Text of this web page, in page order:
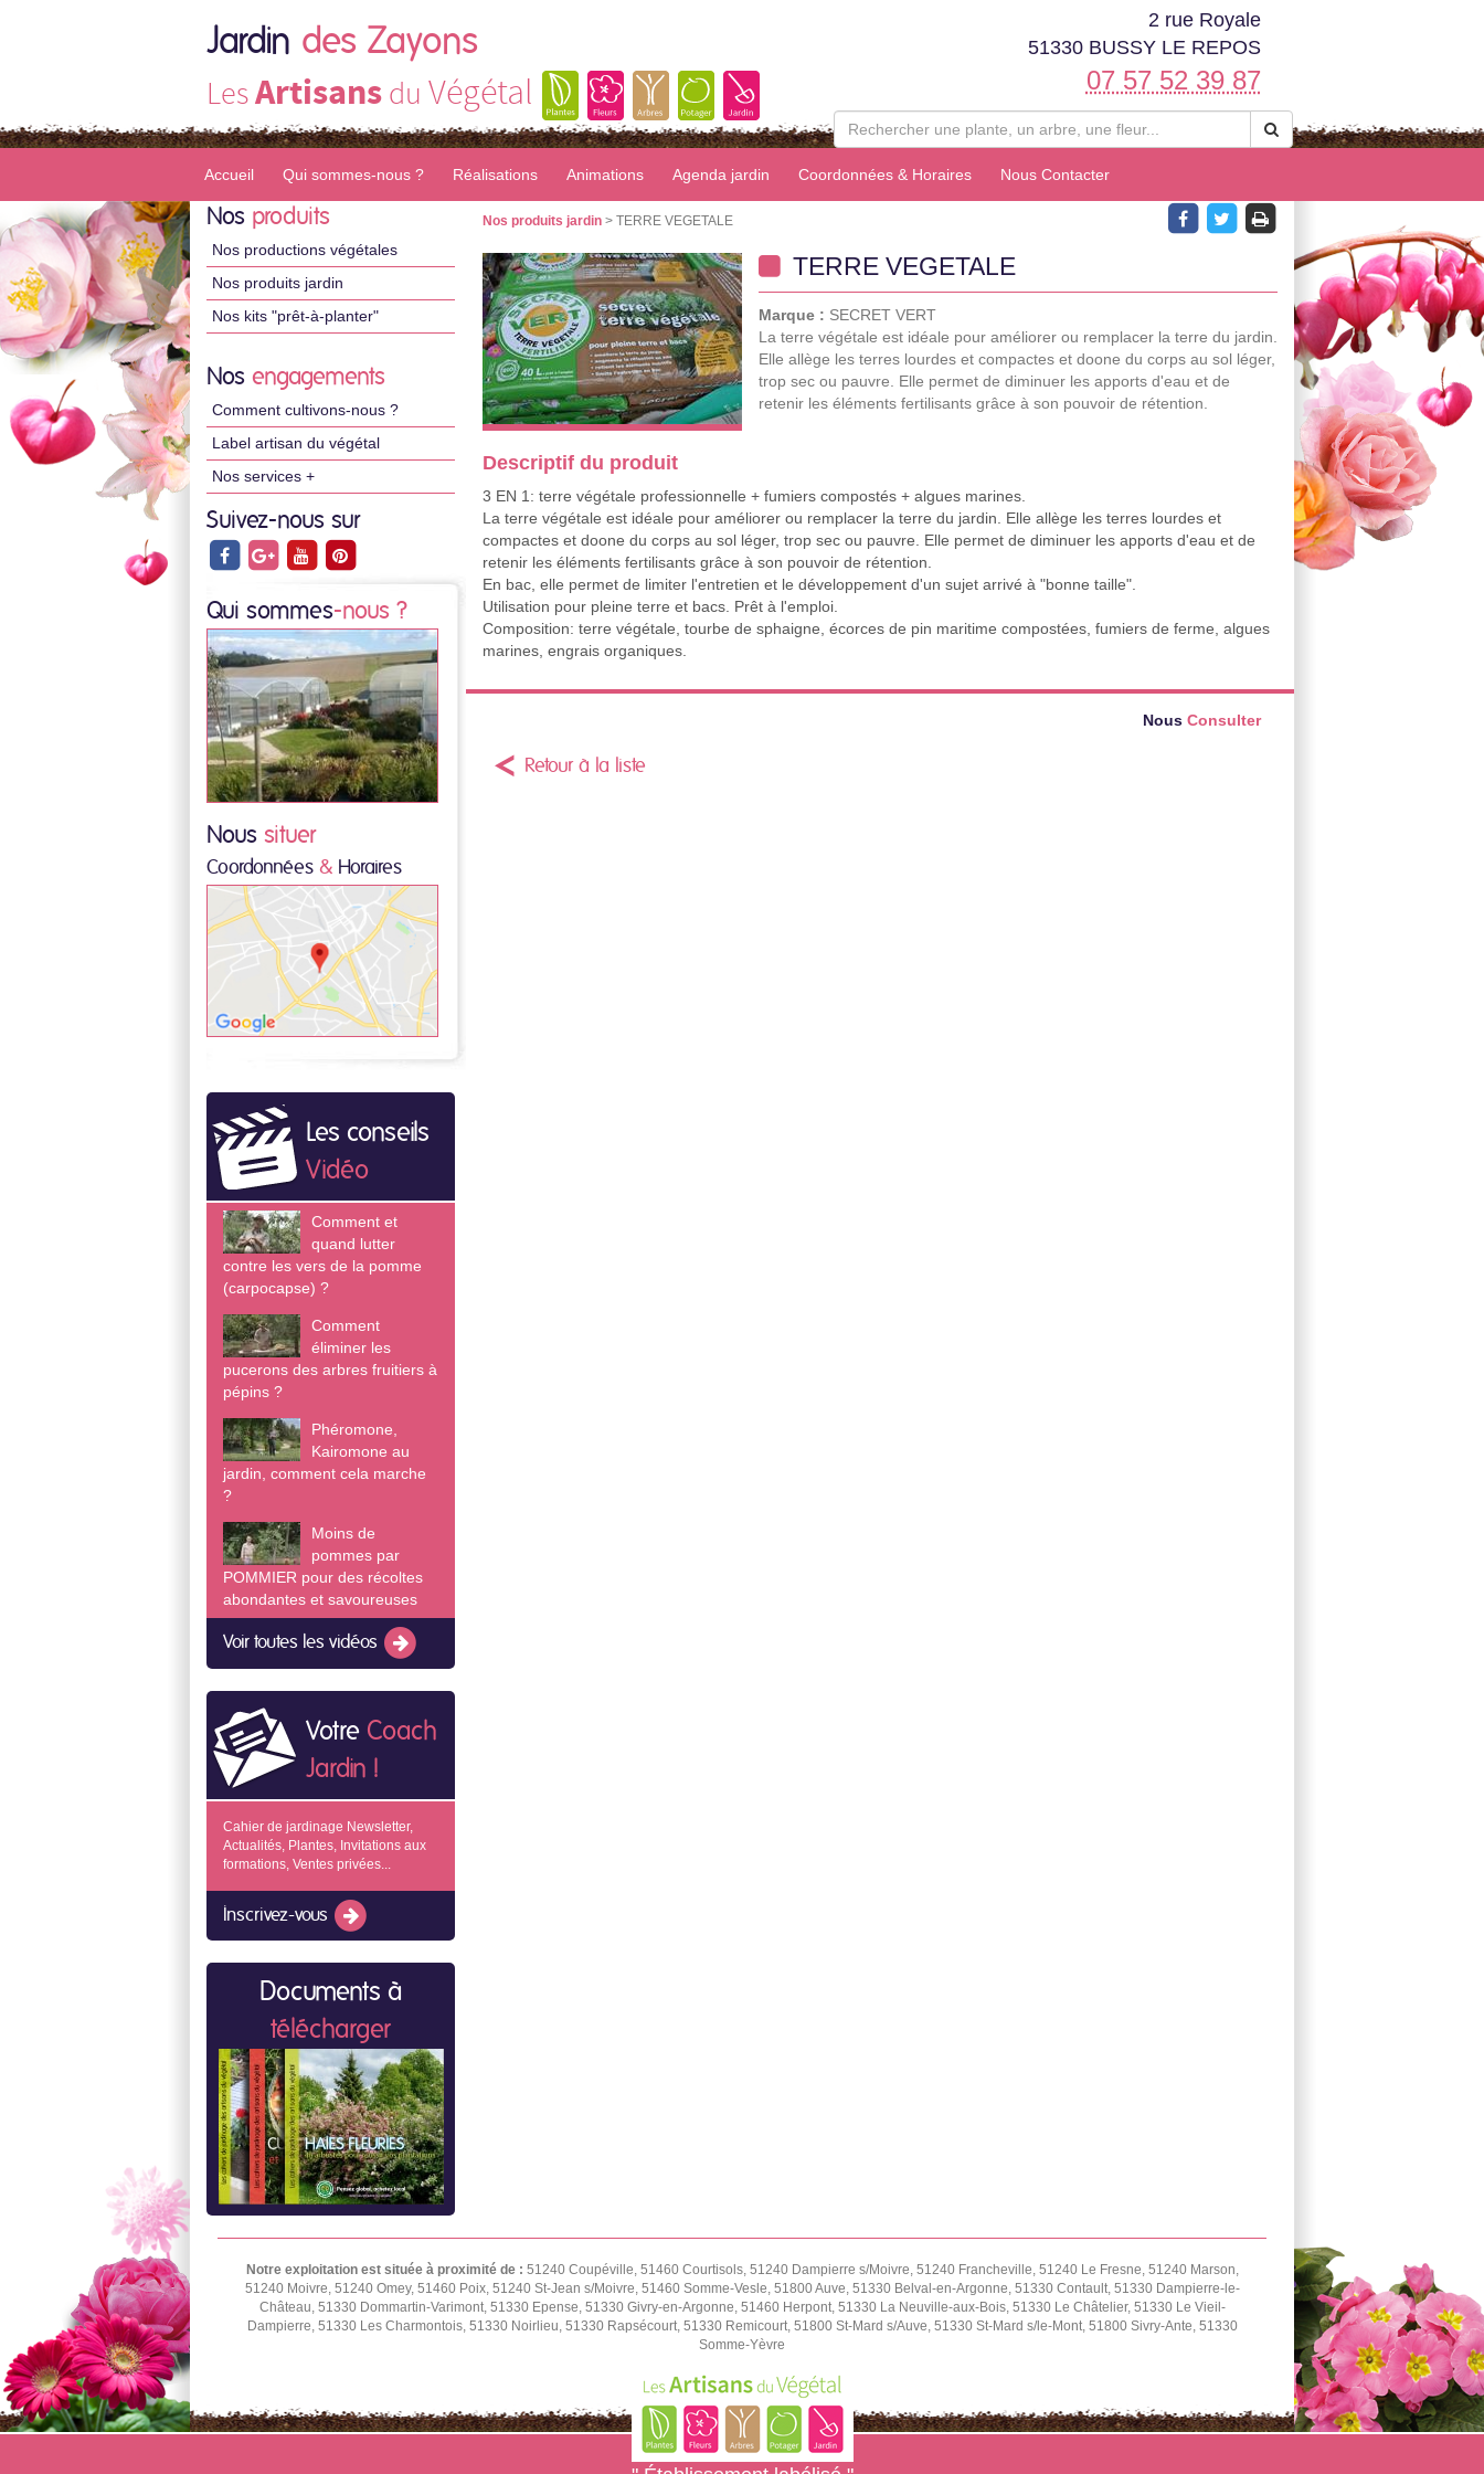
Jardin des Zayons
LesArtisans du Végétal
2 rue Royale
51330 BUSSY LE REPOS
07 57 52 39 87
Accueil Qui sommes-nous ? Réalisations Animations Agenda jardin Coordonnées & Horaires Nous Contacter
Nos produits
Nos productions végétales
Nos produits jardin
Nos kits "prêt-à-planter"
Nos engagements
Comment cultivons-nous ?
Label artisan du végétal
Nos services +
Suivez-nous sur
Qui sommes-nous ?
Nous situer
Coordonnées & Horaires
Les conseils
Vidéo
Comment et
quand lutter
contre les vers de la pomme
(carpocapse) ?
Comment
éliminer les
pucerons des arbres fruitiers à
pépins ?
Phéromone,
Kairomone au
jardin, comment cela marche
?
Moins de
pommes par
POMMIER pour des récoltes
abondantes et savoureuses
Voir toutes les vidéos
Votre Coach
Jardin !
Cahier de jardinage Newsletter,
Actualités, Plantes, Invitations aux
formations, Ventes privées...
Inscrivez-vous
Documents à
télécharger
Nos produits jardin > TERRE VEGETALE
TERRE VEGETALE
Marque : SECRET VERT
La terre végétale est idéale pour améliorer ou remplacer la terre du jardin.
Elle allège les terres lourdes et compactes et doone du corps au sol léger,
trop sec ou pauvre. Elle permet de diminuer les apports d'eau et de
retenir les éléments fertilisants grâce à son pouvoir de rétention.
Descriptif du produit
3 EN 1: terre végétale professionnelle + fumiers compostés + algues marines.
La terre végétale est idéale pour améliorer ou remplacer la terre du jardin. Elle allège les terres lourdes et
compactes et doone du corps au sol léger, trop sec ou pauvre. Elle permet de diminuer les apports d'eau et de
retenir les éléments fertilisants grâce à son pouvoir de rétention.
En bac, elle permet de limiter l'entretien et le développement d'un sujet arrivé à "bonne taille".
Utilisation pour pleine terre et bacs. Prêt à l'emploi.
Composition: terre végétale, tourbe de sphaigne, écorces de pin maritime compostées, fumiers de ferme, algues
marines, engrais organiques.
Nous Consulter
Retour à la liste
Notre exploitation est située à proximité de : 51240 Coupéville, 51460 Courtisols, 51240 Dampierre s/Moivre, 51240 Francheville, 51240 Le Fresne, 51240 Marson,
51240 Moivre, 51240 Omey, 51460 Poix, 51240 St-Jean s/Moivre, 51460 Somme-Vesle, 51800 Auve, 51330 Belval-en-Argonne, 51330 Contault, 51330 Dampierre-le-
Château, 51330 Dommartin-Varimont, 51330 Epense, 51330 Givry-en-Argonne, 51460 Herpont, 51330 La Neuville-aux-Bois, 51330 Le Châtelier, 51330 Le Vieil-
Dampierre, 51330 Les Charmontois, 51330 Noirlieu, 51330 Rapsécourt, 51330 Remicourt, 51800 St-Mard s/Auve, 51330 St-Mard s/le-Mont, 51800 Sivry-Ante, 51330
Somme-Yèvre